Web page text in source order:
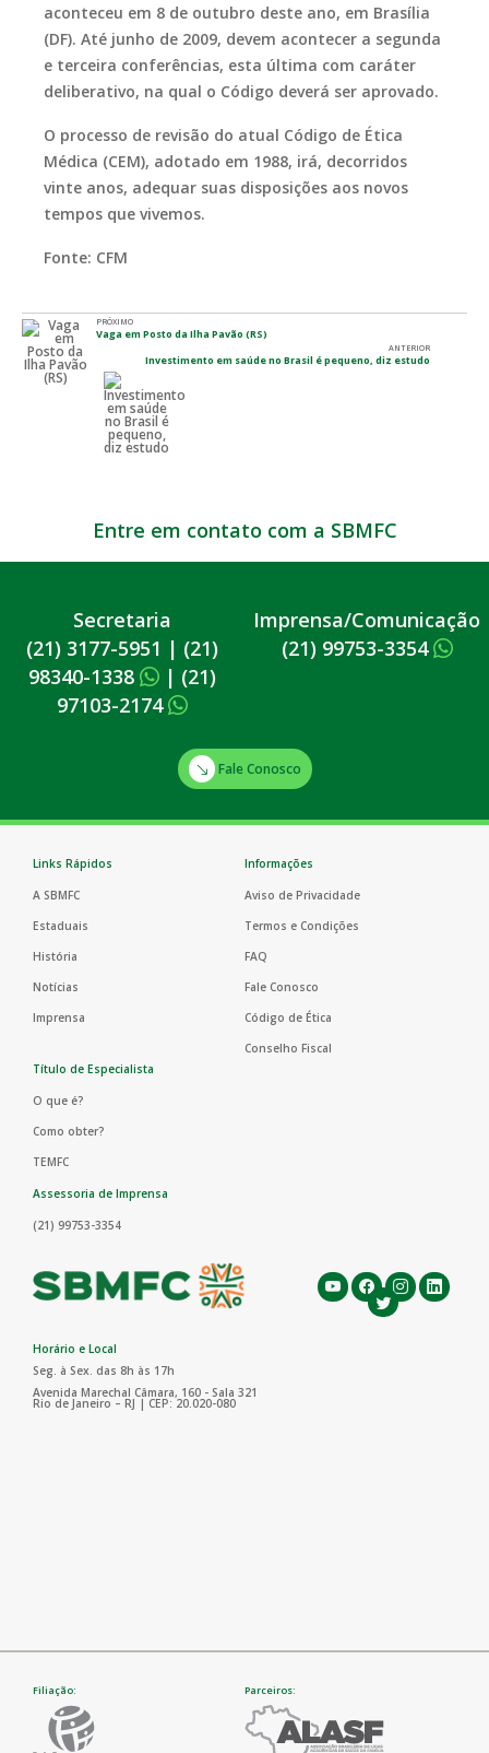
aconteceu em 8 de outubro deste ano, em Brasília
(DF). Até junho de 2009, devem acontecer a segunda
e terceira conferências, esta última com caráter
deliberativo, na qual o Código deverá ser aprovado.
O processo de revisão do atual Código de Ética
Médica (CEM), adotado em 1988, irá, decorridos
vinte anos, adequar suas disposições aos novos
tempos que vivemos.
Fonte: CFM
PRÓXIMO
Vaga em Posto da Ilha Pavão (RS)
ANTERIOR
Investimento em saúde no Brasil é pequeno, diz estudo
Entre em contato com a SBMFC
Secretaria
(21) 3177-5951 | (21)
98340-1338
| (21)
97103-2174
Imprensa/Comunicação
(21) 99753-3354
Fale Conosco
Links Rápidos
A SBMFC
Estaduais
História
Notícias
Imprensa
Informações
Aviso de Privacidade
Termos e Condições
FAQ
Fale Conosco
Código de Ética
Conselho Fiscal
Título de Especialista
O que é?
Como obter?
TEMFC
Assessoria de Imprensa
(21) 99753-3354
Horário e Local
Seg. à Sex. das 8h às 17h
Avenida Marechal Câmara, 160 - Sala 321
Rio de Janeiro – RJ | CEP: 20.020-080
Filiação: Parceiros: